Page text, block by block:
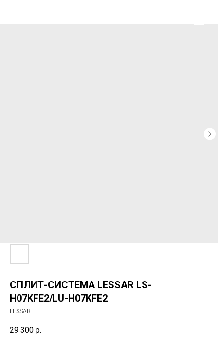
СПЛИТ-СИСТЕМА LESSAR LS-
H07KFE2/LU-H07KFE2
LESSAR
29 300 р.